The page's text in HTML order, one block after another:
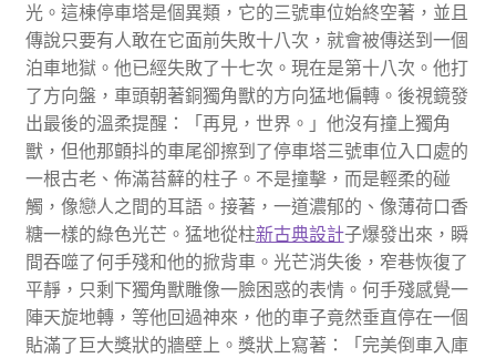
光。這棟停車塔是個異類，它的三號車位始終空著，並且
傳說只要有人敢在它面前失敗十八次，就會被傳送到一個
泊車地獄。他已經失敗了十七次。現在是第十八次。他打
了方向盤，車頭朝著銅獨角獸的方向猛地偏轉。後視鏡發
出最後的溫柔提醒：「再見，世界。」他沒有撞上獨角
獸，但他那顫抖的車尾卻擦到了停車塔三號車位入口處的
一根古老、佈滿苔蘚的柱子。不是撞擊，而是輕柔的碰
觸，像戀人之間的耳語。接著，一道濃郁的、像薄荷口香
糖一樣的綠色光芒。猛地從柱新古典設計子爆發出來，瞬
間吞噬了何手殘和他的掀背車。光芒消失後，窄巷恢復了
平靜，只剩下獨角獸雕像一臉困惑的表情。何手殘感覺一
陣天旋地轉，等他回過神來，他的車子竟然垂直停在一個
貼滿了巨大獎狀的牆壁上。獎狀上寫著：「完美倒車入庫